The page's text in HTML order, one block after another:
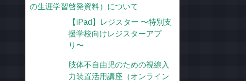
の生涯学習啓発資料）について
【iPad】レジスター 〜特別支
援学校向けレジスターアプ
リ〜
肢体不自由児のための視線入
力装置活用講座（オンライン